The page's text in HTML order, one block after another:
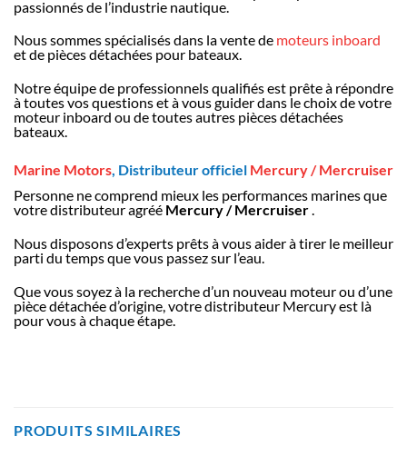
passionnés de l’industrie nautique.
Nous sommes spécialisés dans la vente de moteurs inboard
et de pièces détachées pour bateaux.
Notre équipe de professionnels qualifiés est prête à répondre
à toutes vos questions et à vous guider dans le choix de votre
moteur inboard ou de toutes autres pièces détachées
bateaux.
Marine Motors, Distributeur officiel Mercury / Mercruiser
Personne ne comprend mieux les performances marines que
votre distributeur agréé Mercury / Mercruiser.
Nous disposons d’experts prêts à vous aider à tirer le meilleur
parti du temps que vous passez sur l’eau.
Que vous soyez à la recherche d’un nouveau moteur ou d’une
pièce détachée d’origine, votre distributeur Mercury est là
pour vous à chaque étape.
PRODUITS SIMILAIRES